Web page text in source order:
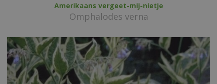
Amerikaans vergeet-mij-nietje
Omphalodes verna